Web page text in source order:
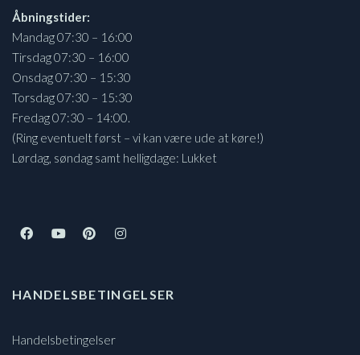
Åbningstider:
Mandag 07:30 – 16:00
Tirsdag 07:30 – 16:00
Onsdag 07:30 – 15:30
Torsdag 07:30 – 15:30
Fredag 07:30 – 14:00.
(Ring eventuelt først – vi kan være ude at køre!)
Lørdag, søndag samt helligdage: Lukket
HANDELSBETINGELSER
Handelsbetingelser